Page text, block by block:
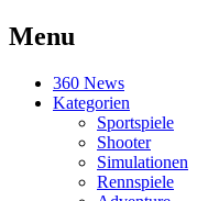
Menu
Skip
360 News
Kategorien
Sportspiele
Shooter
Simulationen
Rennspiele